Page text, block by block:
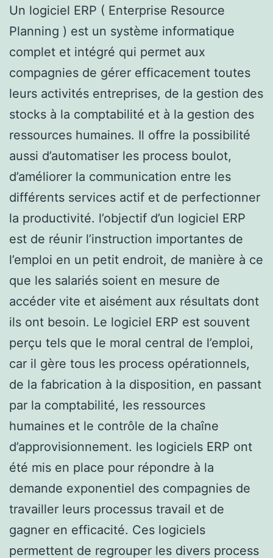
Un logiciel ERP ( Enterprise Resource
Planning ) est un système informatique
complet et intégré qui permet aux
compagnies de gérer efficacement toutes
leurs activités entreprises, de la gestion des
stocks à la comptabilité et à la gestion des
ressources humaines. Il offre la possibilité
aussi d’automatiser les process boulot,
d’améliorer la communication entre les
différents services actif et de perfectionner
la productivité. l’objectif d’un logiciel ERP
est de réunir l’instruction importantes de
l’emploi en un petit endroit, de manière à ce
que les salariés soient en mesure de
accéder vite et aisément aux résultats dont
ils ont besoin. Le logiciel ERP est souvent
perçu tels que le moral central de l’emploi,
car il gère tous les process opérationnels,
de la fabrication à la disposition, en passant
par la comptabilité, les ressources
humaines et le contrôle de la chaîne
d’approvisionnement. les logiciels ERP ont
été mis en place pour répondre à la
demande exponentiel des compagnies de
travailler leurs processus travail et de
gagner en efficacité. Ces logiciels
permettent de regrouper les divers process